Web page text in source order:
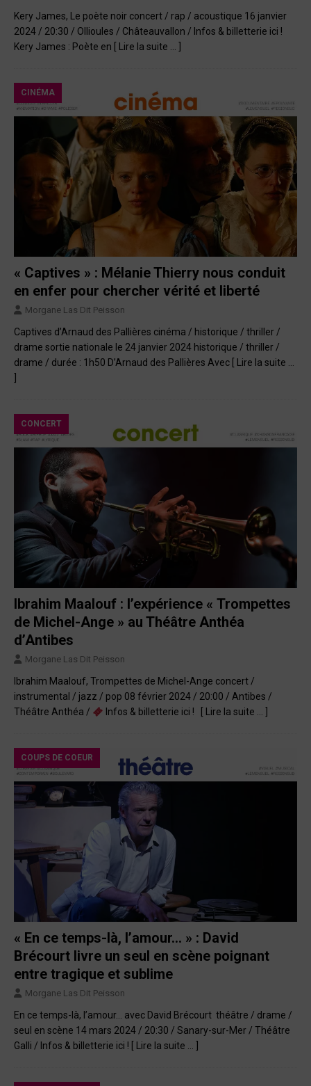
Kery James, Le poète noir concert / rap / acoustique 16 janvier
2024 / 20:30 / Ollioules / Châteauvallon / Infos & billetterie ici !
Kery James : Poète en
[ Lire la suite … ]
CINÉMA
« Captives » : Mélanie Thierry nous conduit
en enfer pour chercher vérité et liberté
Morgane Las Dit Peisson
Captives d’Arnaud des Pallières cinéma / historique / thriller /
drame sortie nationale le 24 janvier 2024 historique / thriller /
drame / durée : 1h50 D’Arnaud des Pallières Avec
[ Lire la suite …
CONCERT
Ibrahim Maalouf : l’expérience « Trompettes
de Michel-Ange » au Théâtre Anthéa
d’Antibes
Morgane Las Dit Peisson
Ibrahim Maalouf, Trompettes de Michel-Ange concert /
instrumental / jazz / pop 08 février 2024 / 20:00 / Antibes /
Théâtre Anthéa /
Infos & billetterie ici ! [ Lire la suite … ]
COUPS DE COEUR
« En ce temps-là, l’amour… » : David
Brécourt livre un seul en scène poignant
entre tragique et sublime
Morgane Las Dit Peisson
En ce temps-là, l’amour… avec David Brécourt théâtre / drame /
seul en scène 14 mars 2024 / 20:30 / Sanary-sur-Mer / Théâtre
Galli / Infos & billetterie ici !
[ Lire la suite … ]